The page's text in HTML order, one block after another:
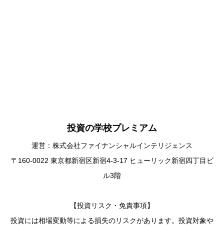
投資の学校プレミアム
運営：株式会社ファイナンシャルインテリジェンス
〒160-0022 東京都新宿区新宿4-3-17 ヒューリック新宿四丁目ビ
ル3階
【投資リスク・免責事項】
投資には相場変動等による損失のリスクがあります。投資対象や